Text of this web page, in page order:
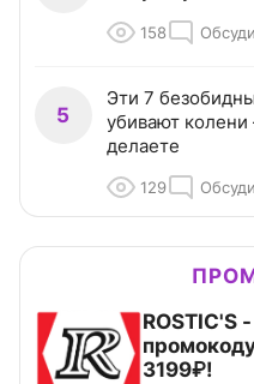
158
5
Эти 7
убивают
делаете
129
ROSTIC'S
3199₽!